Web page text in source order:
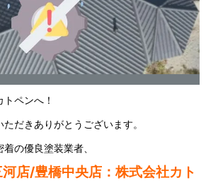
ペンへ！
だきありがとうございます。
の優良塗装業者、
店/豊橋中央店：株式会社カト